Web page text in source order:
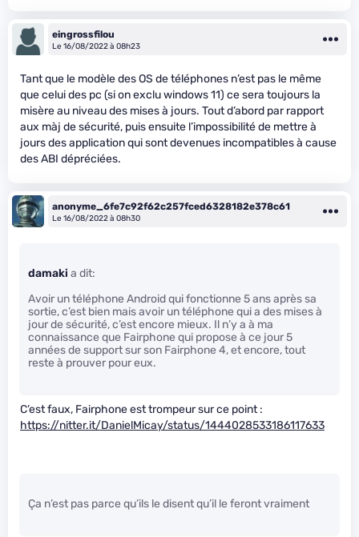
eingrossfilou
Le 16/08/2022 à 08h23
Tant que le modèle des OS de téléphones n’est pas le même
que celui des pc (si on exclu windows 11) ce sera toujours la
misère au niveau des mises à jours. Tout d’abord par rapport
aux màj de sécurité, puis ensuite l’impossibilité de mettre à
jours des application qui sont devenues incompatibles à cause
des ABI dépréciées.
anonyme_6fe7c92f62c257fced6328182e378c61
Le 16/08/2022 à 08h30
damaki a dit:
Avoir un téléphone Android qui fonctionne 5 ans après sa
sortie, c’est bien mais avoir un téléphone qui a des mises à
jour de sécurité, c’est encore mieux. Il n’y a à ma
connaissance que Fairphone qui propose à ce jour 5
années de support sur son Fairphone 4, et encore, tout
reste à prouver pour eux.
C’est faux, Fairphone est trompeur sur ce point :
https://nitter.it/DanielMicay/status/1444028533186117633
Ça n’est pas parce qu’ils le disent qu’il le feront vraiment